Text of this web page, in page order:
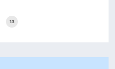
13